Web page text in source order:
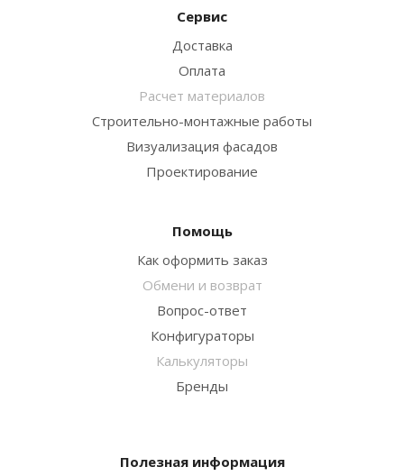
Сервис
Доставка
Оплата
Расчет материалов
Строительно-монтажные работы
Визуализация фасадов
Проектирование
Помощь
Как оформить заказ
Обмени и возврат
Вопрос-ответ
Конфигураторы
Калькуляторы
Бренды
Полезная информация